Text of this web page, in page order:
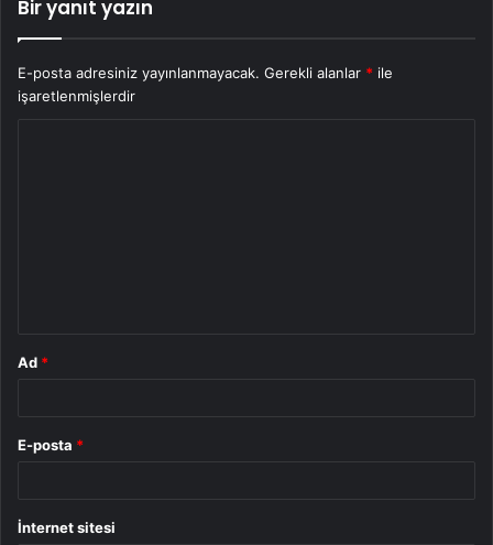
Bir yanıt yazın
E-posta adresiniz yayınlanmayacak. Gerekli alanlar * ile
işaretlenmişlerdir
Ad *
E-posta *
İnternet sitesi